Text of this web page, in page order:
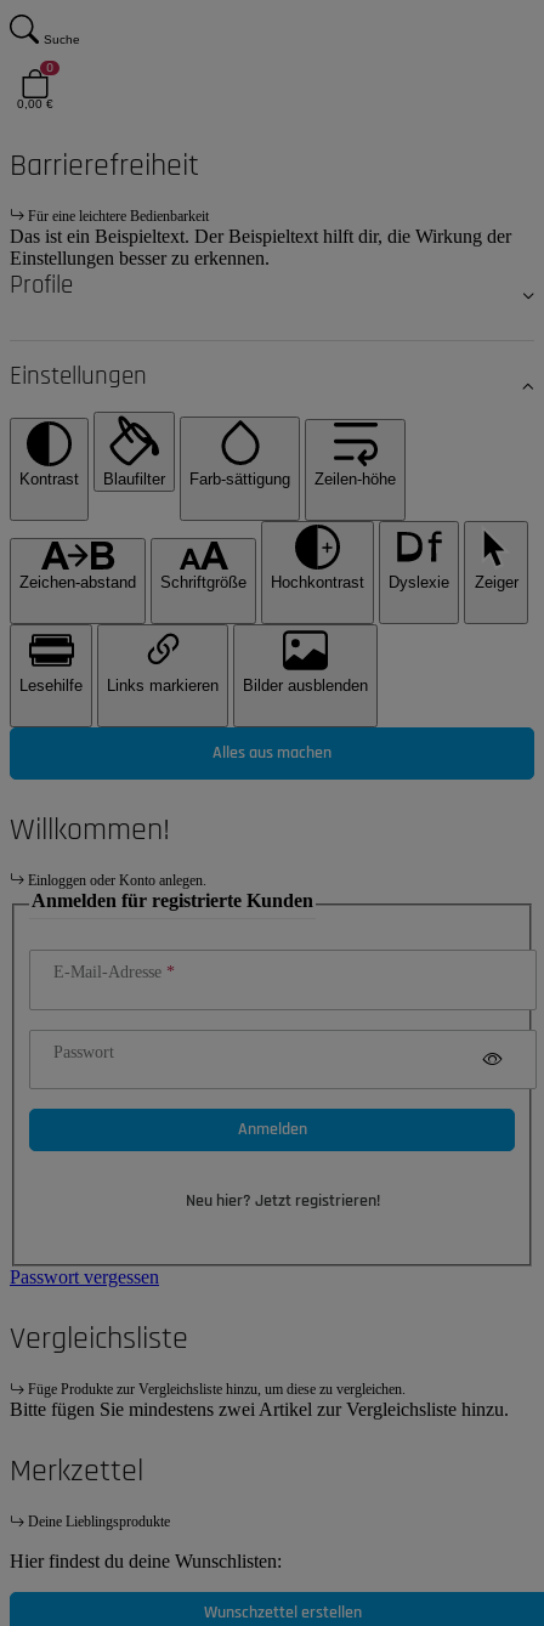
Suche
0
0,00 €
Barrierefreiheit
Für eine leichtere Bedienbarkeit
Das ist ein Beispieltext. Der Beispieltext hilft dir, die Wirkung der
Einstellungen besser zu erkennen.
Profile
Einstellungen
Kontrast Blaufilter Farb-sättigung Zeilen-höhe
Zeichen-abstand Schriftgröße Hochkontrast Dyslexie Zeiger
Lesehilfe Links markieren Bilder ausblenden
Alles aus machen
Willkommen!
Einloggen oder Konto anlegen.
Anmelden für registrierte Kunden
E-Mail-Adresse
Passwort
Anmelden
Neu hier? Jetzt registrieren!
Passwort vergessen
Vergleichsliste
Füge Produkte zur Vergleichsliste hinzu, um diese zu vergleichen.
Bitte fügen Sie mindestens zwei Artikel zur Vergleichsliste hinzu.
Merkzettel
Deine Lieblingsprodukte
Hier findest du deine Wunschlisten:
Wunschzettel erstellen